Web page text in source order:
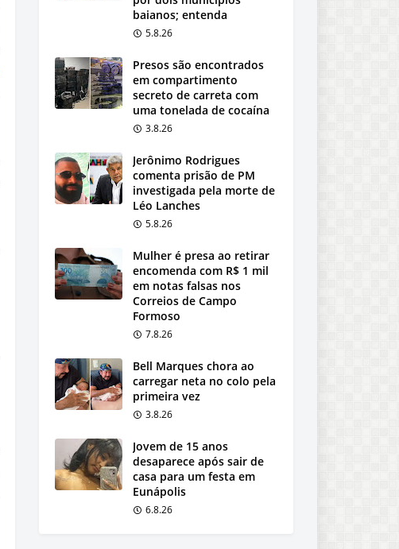
baianos; entenda
5.8.26
Presos são encontrados
em compartimento
secreto de carreta com
uma tonelada de cocaína
3.8.26
Jerônimo Rodrigues
comenta prisão de PM
investigada pela morte de
Léo Lanches
5.8.26
Mulher é presa ao retirar
encomenda com R$ 1 mil
em notas falsas nos
Correios de Campo
Formoso
7.8.26
Bell Marques chora ao
carregar neta no colo pela
primeira vez
3.8.26
Jovem de 15 anos
desaparece após sair de
casa para um festa em
Eunápolis
6.8.26